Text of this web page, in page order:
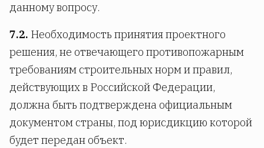
данному вопросу.
7.2. Необходимость принятия проектного
решения, не отвечающего противопожарным
требованиям строительных норм и правил,
действующих в Российской Федерации,
должна быть подтверждена официальным
документом страны, под юрисдикцию которой
будет передан объект.